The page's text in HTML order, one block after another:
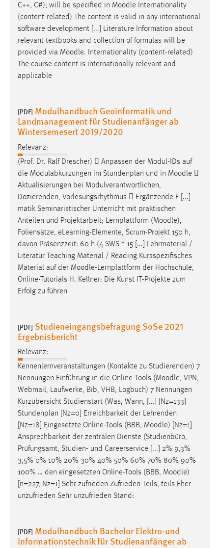
C++, C#); will be specified in Moodle Internationality
(content-related) The content is valid in any international
software development [...] Literature Information about
relevant textbooks and collection of formulas will be
provided via Moodle. Internationality (content-related)
The course content is internationally relevant and
applicable
[PDF] Modulhandbuch Geoinformatik und
Landmanagement für Studienanfänger ab
Wintersemesert 2019/2020
Relevanz:
(Prof. Dr. Ralf Drescher)  Anpassen der Modul-IDs auf
die Modulabkürzungen im Stundenplan und in Moodle 
Aktualisierungen bei Modulverantwortlichen,
Dozierenden, Vorlesungsrhythmus  Ergänzende F [...]
matik Seminaristischer Unterricht mit praktischen
Anteilen und Projektarbeit; Lernplattform (Moodle),
Foliensätze, eLearning-Elemente, Scrum-Projekt 150 h,
davon Präsenzzeit: 60 h (4 SWS * 15 [...] Lehrmaterial /
Literatur Teaching Material / Reading Kursspezifisches
Material auf der Moodle-Lernplattform der Hochschule,
Online-Tutorials H. Kellner: Die Kunst IT-Projekte zum
Erfolg zu führen
[PDF] Studieneingangsbefragung SoSe 2021
Ergebnisbericht
Relevanz:
Kennenlernveranstaltungen (Kontakte zu Studierenden) 7
Nennungen Einführung in die Online-Tools (Moodle, VPN,
Webmail, Laufwerke, Bib, VHB, Logbuch) 7 Nennungen
Kurzübersicht Studienstart (Was, Wann, [...] [Nz=133]
Stundenplan [Nz=0] Erreichbarkeit der Lehrenden
[Nz=18] Eingesetzte Online-Tools (BBB, Moodle) [Nz=1]
Ansprechbarkeit der zentralen Dienste (Studienbüro,
Prüfungsamt, Studien- und Careerservice [...] 2% 9,3%
3,5% 0% 10% 20% 30% 40% 50% 60% 70% 80% 90%
100% … den eingesetzten Online-Tools (BBB, Moodle)
[n=227, Nz=1] Sehr zufrieden Zufrieden Teils, teils Eher
unzufrieden Sehr unzufrieden Stand:
[PDF] Modulhandbuch Bachelor Elektro-und
Informationstechnik für Studienanfänger ab
5e9dbeb1811c0446 = Sitzungslaufzeit, mibew_locale = 3
Jahre, MIBEW_UserID = 1 Jahr
Login
Name:
fe_user, be_user, be_lastLoginProvider
Dieser Cookie ist notwendig um sich an der Website
einloggen zu können.
Cookie Laufzeit:
24 Stunden
STATISTIK
Statistik Cookies erfassen Informationen anonym.
Diese Informationen helfen uns zu verstehen, wie
unsere Besucher unsere Website nutzen.
Matomo
Name:
_pk_ref, _pk_cvar, _pk_id, _pk_ses
Cookie Laufzeit:
Max. 13 Monate
MARKETING
Marketing Cookies werden von Drittanbietern
verwendet, um personalisierte Werbung anzuzeigen.
Sie tun dies, indem sie Besucher über Websites
hinweg verfolgen.
Google Ads
Name:
_gcl_au
Anbieter:
Zweck:
Conversion-Tracking